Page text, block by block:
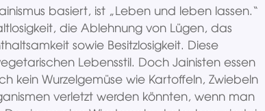
basiert, ist „Leben und leben lassen.“
die Ablehnung von Lügen, das
sowie Besitzlosigkeit. Diese
Lebensstil. Doch Jainisten essen
kein Wurzelgemüse wie Kartoffeln, Zwiebeln
verletzt werden könnten, wenn man